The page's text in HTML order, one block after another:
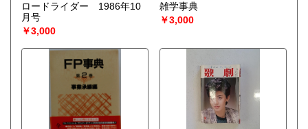
ロードライダー 1986年10
月号
￥3,000
雑学事典
￥3,000